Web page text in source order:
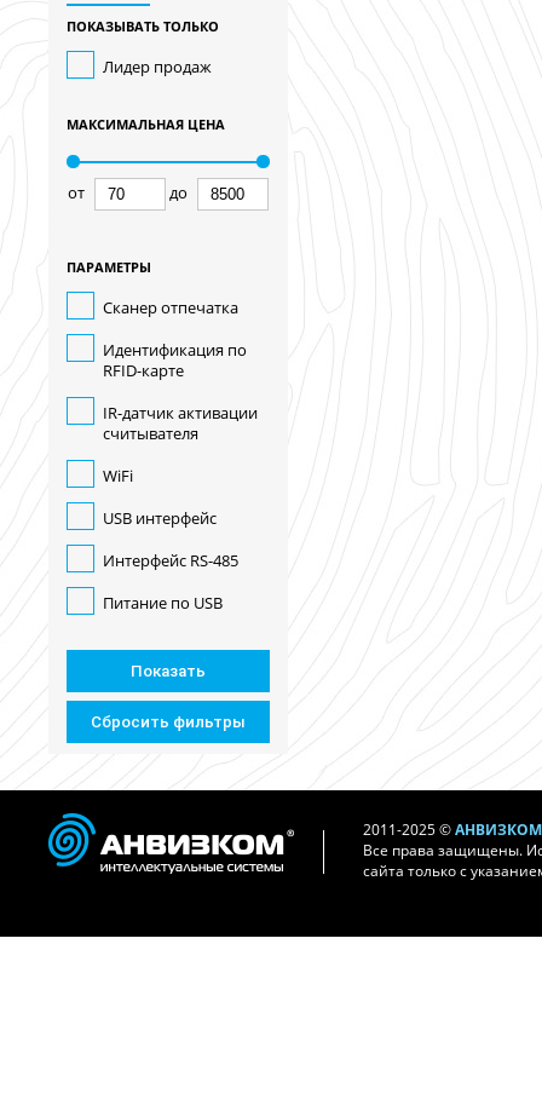
ПОКАЗЫВАТЬ ТОЛЬКО
Лидер продаж
МАКСИМАЛЬНАЯ ЦЕНА
от до
ПАРАМЕТРЫ
Сканер отпечатка
Идентификация по
RFID-карте
IR-датчик активации
считывателя
WiFi
USB интерфейс
Интерфейс RS-485
Питание по USB
2011-2025 ©
Все права защищены.
сайта только с